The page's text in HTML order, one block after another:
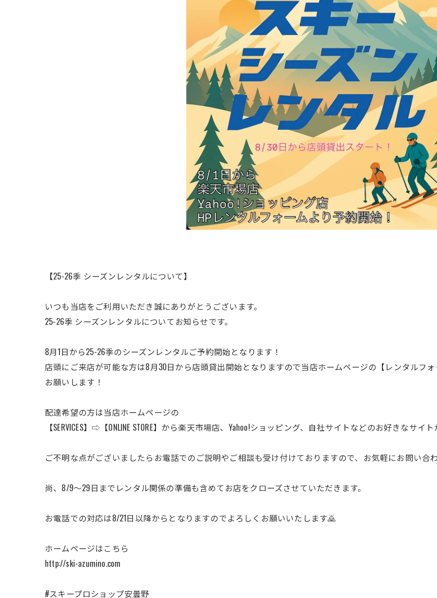
【25-26季 シーズンレンタルについて】
いつも当店をご利用いただき誠にありがとうございます。
25-26季 シーズンレンタルについてお知らせです。
8月1日から25-26季のシーズンレンタルご予約開始となります！
店頭にご来店が可能な方は8月30日から店頭貸出開始となりますので当店ホームページの【レンタルフ
お願いします！
配達希望の方は当店ホームページの
【SERVICES】⇨【ONLINE STORE】から楽天市場店、Yahoo!ショッピング、自社サイトなどのお好きなサイ
ご不明な点がございましたらお電話でのご説明やご相談も受け付けておりますので、お気軽にお問い合
尚、8/9〜29日までレンタル関係の準備も含めてお店をクローズさせていただきます。
お電話での対応は8/21日以降からとなりますのでよろしくお願いいたします🙇
ホームページはこちら
http://ski-azumino.com
#スキープロショップ安曇野